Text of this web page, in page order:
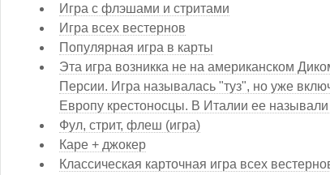
Игра с флэшами и стритами
Игра всех вестернов
Популярная игра в карты
Эта игра возникка не на американском
Персии. Игра называлась "туз", но уже
Европу крестоносцы. В Италии ее
Фул, стрит, флеш (игра)
Каре + джокер
Классическая карточная игра всех